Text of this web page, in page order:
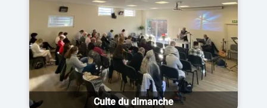
Culte du dimanche